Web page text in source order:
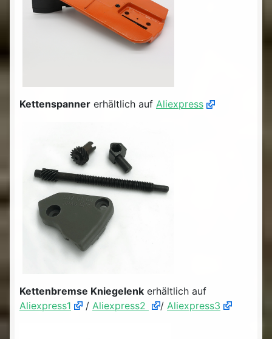
Kettenspanner erhältlich auf Aliexpress
Kettenbremse Kniegelenk erhältlich auf
Aliexpress1
/ Aliexpress2 / Aliexpress3